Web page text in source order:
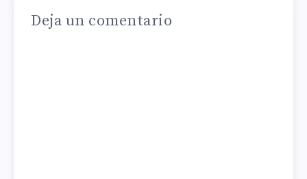
Deja un comentario